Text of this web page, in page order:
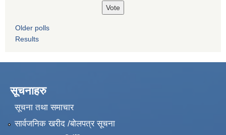
Older polls
Results
सूचनाहरु
सूचना तथा समाचार
सार्वजनिक खरीद /बोलपत्र सूचना